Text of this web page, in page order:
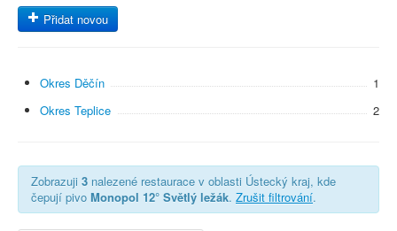
Přidat novou
Okres Děčín
1
Okres Teplice
2
Zobrazuji 3 nalezené restaurace v oblasti Ústecký kraj, kde
čepují pivo Monopol 12° Světlý ležák. Zrušit filtrování.